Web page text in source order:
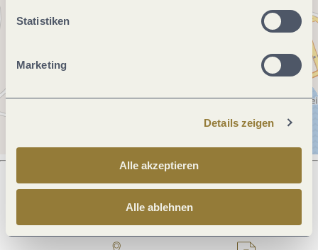
Statistiken
Marketing
Details zeigen
Alle akzeptieren
Alle ablehnen
Was möchtest du als nächstes tun?